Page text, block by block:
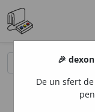
🎉
De un sfert